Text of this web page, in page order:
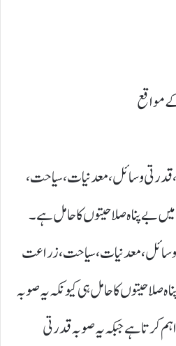
مواقع
قدرتی وسائل، معدنیات، سیاحت،
بے پناہ صلاحیتوں کا حامل ہے۔
وسائل، معدنیات، سیاحت، زراعت
صلاحیتوں کا حامل ہی کیونکہ یہ صوبہ
کرتا ہے جبکہ یہ صوبہ قدرتی